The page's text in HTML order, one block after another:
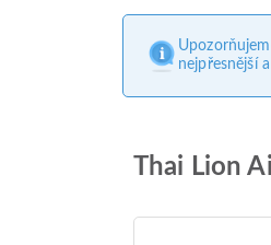
nejpřesnější
Thai Lion